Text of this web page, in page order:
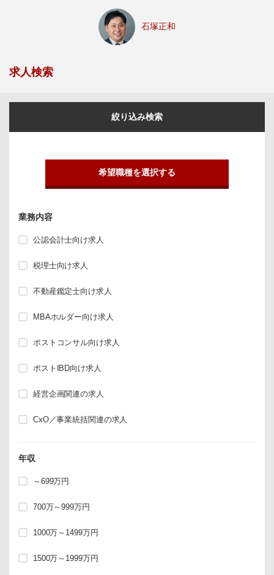
石塚正和
求人検索
絞り込み検索
希望職種を選択する
業務内容
公認会計士向け求人
税理士向け求人
不動産鑑定士向け求人
MBAホルダー向け求人
ポストコンサル向け求人
ポストIBD向け求人
経営企画関連の求人
CxO／事業統括関連の求人
年収
～699万円
700万～999万円
1000万～1499万円
1500万～1999万円